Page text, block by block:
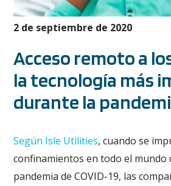
2 de septiembre de 2020
Acceso remoto a
la tecnología más
durante la
Según Isle Utilities, cuando se
confinamientos en todo el mundo
pandemia de COVID-19, las